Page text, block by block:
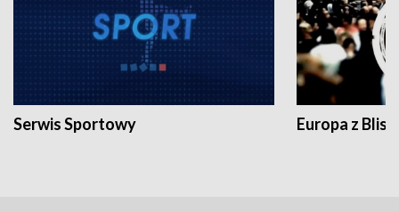
Serwis Sportowy Europa z